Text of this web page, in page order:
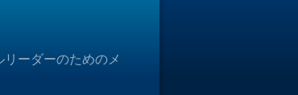
ーダーのためのメ